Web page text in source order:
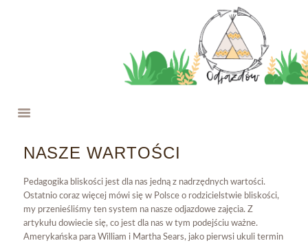
W ROKU SZKOLNYM
WYPRAWY
WESPRZYJ NAS
NASZE WARTOŚCI
Pedagogika bliskości jest dla nas jedną z nadrzędnych wartości.
Ostatnio coraz więcej mówi się w Polsce o rodzicielstwie bliskości,
my przenieśliśmy ten system na nasze odjazdowe zajęcia. Z
artykułu dowiecie się, co jest dla nas w tym podejściu ważne.
Amerykańska para William i Martha Sears, jako pierwsi ukuli termin